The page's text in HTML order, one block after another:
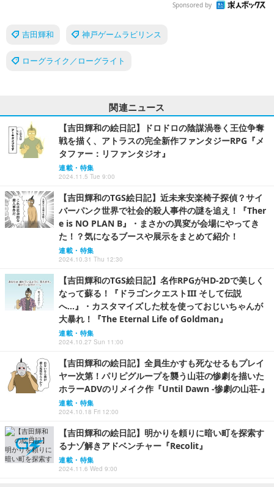
Sponsored by
吉田輝和 神戸ゲームラビリンス
ローグライク／ローグライト
関連ニュース
【吉田輝和の絵日記】ドロドロの陰謀渦巻く王位争奪
戦を描く、アトラスの完全新作ファンタジーRPG『メ
タファー：リファンタジオ』
連載・特集
2024.11.5 Tue 9:00
【吉田輝和のTGS絵日記】近未来安楽椅子探偵？サイ
バーパンク世界で社会的殺人事件の謎を追え！『Ther
e is NO PLAN B』・まさかの異変が会場にやってき
た！？気になるブースや展示をまとめて紹介！
連載・特集
2024.10.31 Thu 12:30
【吉田輝和のTGS絵日記】名作RPGがHD-2Dで美しく
なって蘇る！『ドラゴンクエストIII そして伝説
へ…』・カスタマイズした杖を使っておじいちゃんが
大暴れ！『The Eternal Life of Goldman』
連載・特集
2024.10.27 Sun 11:00
【吉田輝和の絵日記】全員生かすも死なせるもプレイ
ヤー次第！パリピグループを襲う山荘の惨劇を描いた
ホラーADVのリメイク作『Until Dawn -惨劇の山荘-』
連載・特集
2024.10.18 Fri 12:00
【吉田輝和の絵日記】明かりを頼りに暗い町を探索す
るナゾ解きアドベンチャー『Recolit』
連載・特集
2024.11.6 Wed 9:00